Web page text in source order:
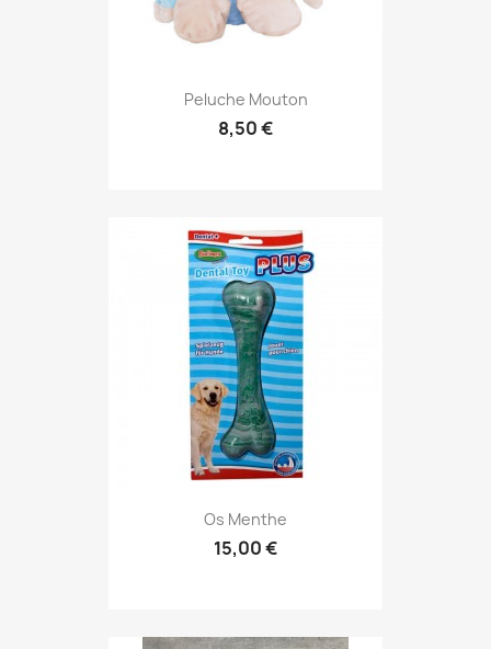
Peluche Mouton
8,50 €
Os Menthe
15,00 €